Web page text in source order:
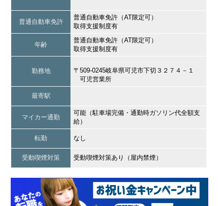
普通自動車免許
普通自動車免許（AT限定可）
取得支援制度有
年齢
普通自動車免許（AT限定可）
取得支援制度有
勤務地
〒509-0245岐阜県可児市下切３２７４－１
可児営業所
最寄駅
マイカー通勤
可能（駐車場完備・通勤時ガソリン代全額支
給）
転勤 なし
受動喫煙対策 受動喫煙対策あり（屋内禁煙）